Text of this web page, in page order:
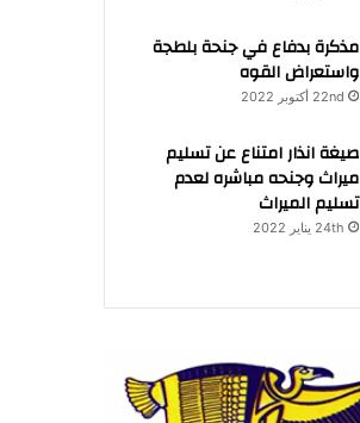
مذكرة بدفاع في جنحة بلطجة
واستعراض القوه
22nd أكتوبر 2022
صيغة انذار امتناع عن تسليم
ميراث وجنحه مباشره لعدم
تسليم الميراث
24th يناير 2022